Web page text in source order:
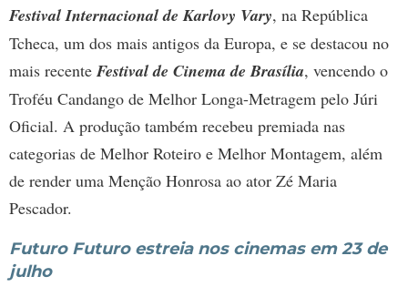
Festival Internacional de Karlovy Vary, na República
Tcheca, um dos mais antigos da Europa, e se destacou no
mais recente Festival de Cinema de Brasília, vencendo o
Troféu Candango de Melhor Longa-Metragem pelo Júri
Oficial. A produção também recebeu premiada nas
categorias de Melhor Roteiro e Melhor Montagem, além
de render uma Menção Honrosa ao ator Zé Maria
Pescador.
Futuro Futuro estreia nos cinemas em 23 de
julho